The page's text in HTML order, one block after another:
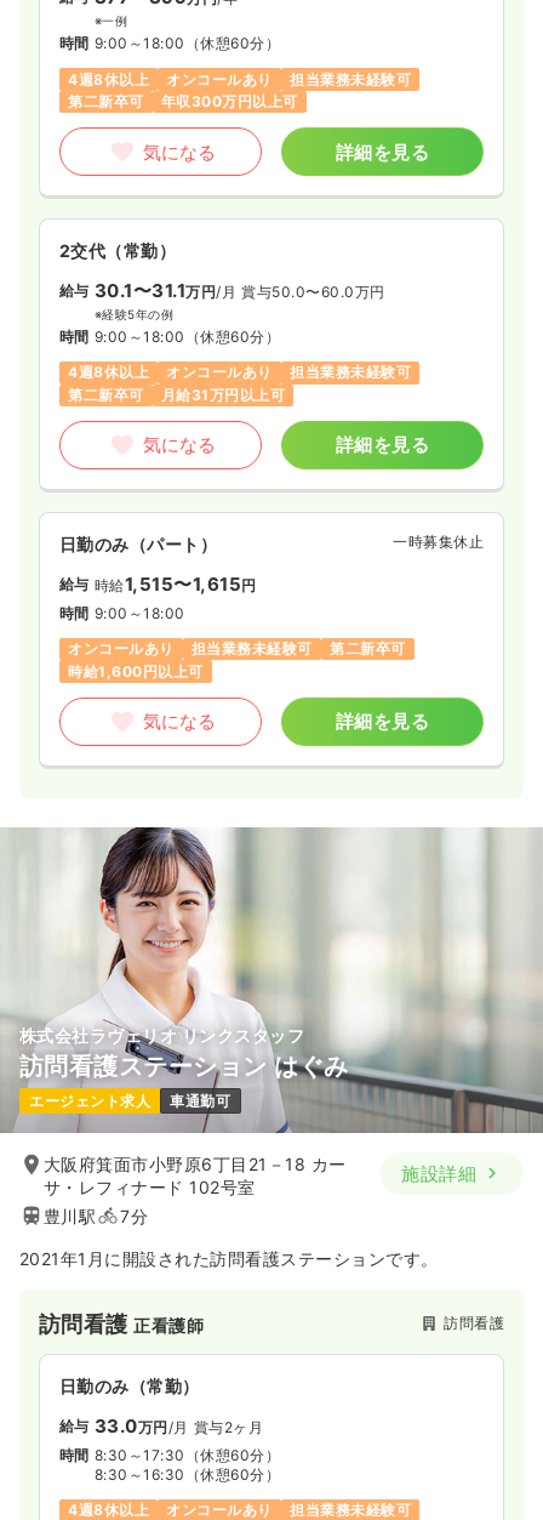
※一例
時間 9:00～18:00 （休憩60分）
4週8休以上
オンコールあり
担当業務未経験可
第二新卒可
年収300万円以上可
気になる 詳細を見る
2交代（常勤）
給与 30.1〜31.1万円/月 賞与50.0〜60.0万円
※経験5年の例
時間 9:00～18:00 （休憩60分）
4週8休以上
オンコールあり
担当業務未経験可
第二新卒可
月給31万円以上可
気になる 詳細を見る
日勤のみ（パート） 一時募集休止
給与 時給1,515〜1,615円
時間 9:00～18:00
オンコールあり
担当業務未経験可
第二新卒可
時給1,600円以上可
気になる 詳細を見る
株式会社ラヴェリオ リンクスタッフ
訪問看護ステーション はぐみ
エージェント求人 車通勤可
大阪府箕面市小野原6丁目21－18 カー
サ・レフィナード 102号室
豊川駅
7分
施設詳細
2021年1月に開設された訪問看護ステーションです。
訪問看護正看護師 訪問看護
日勤のみ（常勤）
給与 33.0万円 /月 賞与2ヶ月
時間 8:30～17:30 （休憩60分）
8:30～16:30 （休憩60分）
4週8休以上
オンコールあり
担当業務未経験可